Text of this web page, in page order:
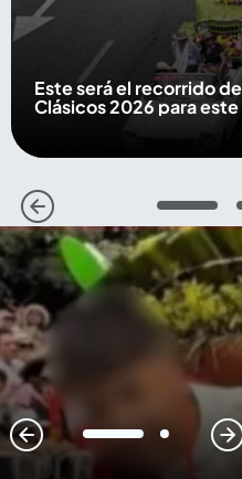
Este será el recorrido
Clásicos 2026 para
1
1 2